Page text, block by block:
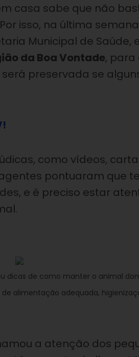
casa sabe que não
isso, na última
Municipal de
da Boa Vontade, para
preservada se
como vídeos,
pontuaram que
e é preciso estar
.
dicas de como manter o animal
alimentação adequada,
a atenção dos